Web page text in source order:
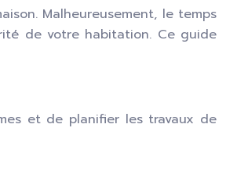
Malheureusement, le temps
de votre habitation. Ce guide
et de planifier les travaux de